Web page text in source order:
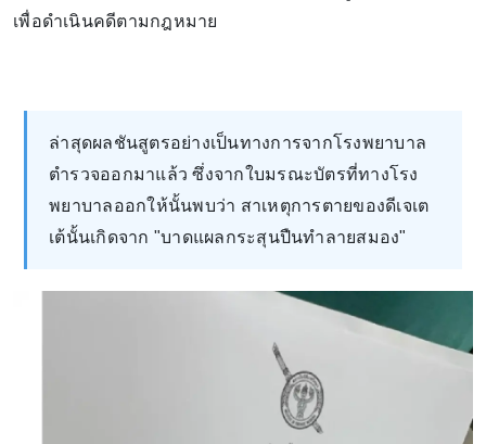
เพื่อดำเนินคดีตามกฎหมาย
ล่าสุดผลชันสูตรอย่างเป็นทางการจากโรงพยาบาล
ตำรวจออกมาแล้ว ซึ่งจากใบมรณะบัตรที่ทางโรง
พยาบาลออกให้นั้นพบว่า สาเหตุการตายของดีเจเต
เต้นั้นเกิดจาก "บาดแผลกระสุนปืนทำลายสมอง"